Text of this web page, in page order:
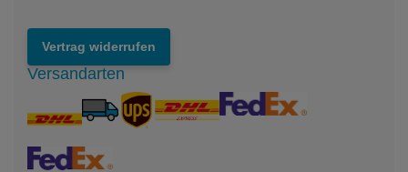
Vertrag widerrufen
Versandarten